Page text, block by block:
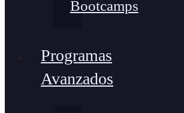
Bootcamps
Programas
Avanzados